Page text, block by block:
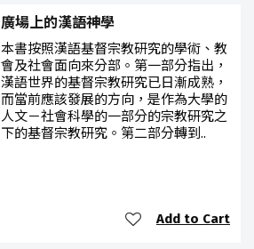
廣場上的漢語神學
本書按照漢語基督宗教研究的學術、教
會及社會面向來分部。第一部分指出，
漢語世界的基督宗教研究已日漸成熟，
而當前應該發展的方向，是作為大學的
人文－社會科學的一部分的宗教研究之
下的基督宗教研究。第二部分轉到..
Add to Cart